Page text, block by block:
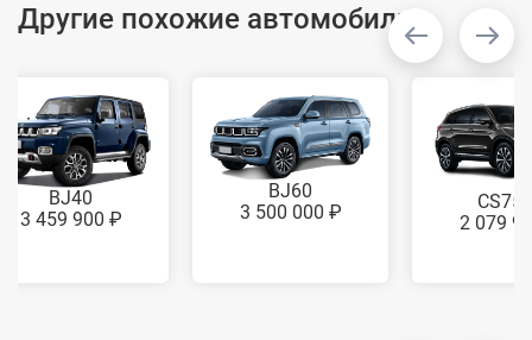
Другие похожие автомобили
BJ40
3 459 900 ₽
BJ60
3 500 000 ₽
2 079